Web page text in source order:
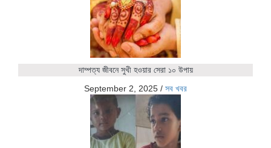
দাম্পত্য জীবনে সুখী হওয়ার সেরা ১০ উপায়
September 2, 2025 / সব খবর